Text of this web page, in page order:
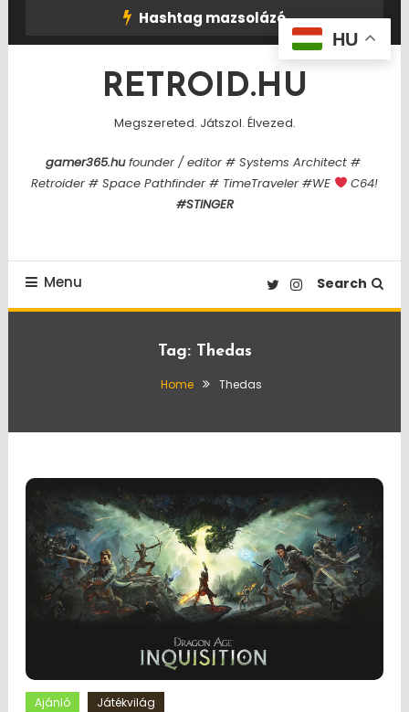
Hashtag mazsolázó
RETROID.HU
Megszereted. Játszol. Élvezed.
gamer365.hufounder / editor # Systems Architect #
Retroider # Space Pathfinder # TimeTraveler #WE
C64!
#STINGER
Menu Search
Tag: Thedas
Home Thedas
Ajánló Játékvilág
HU